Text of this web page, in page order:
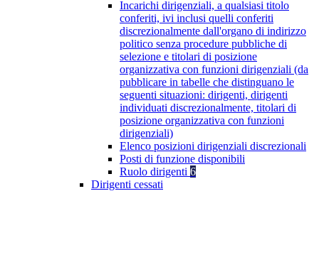
Incarichi dirigenziali, a qualsiasi titolo
conferiti, ivi inclusi quelli conferiti
discrezionalmente dall'organo di indirizzo
politico senza procedure pubbliche di
selezione e titolari di posizione
organizzativa con funzioni dirigenziali (da
pubblicare in tabelle che distinguano le
seguenti situazioni: dirigenti, dirigenti
individuati discrezionalmente, titolari di
posizione organizzativa con funzioni
dirigenziali)
Elenco posizioni dirigenziali discrezionali
Posti di funzione disponibili
Ruolo dirigenti 6
Dirigenti cessati